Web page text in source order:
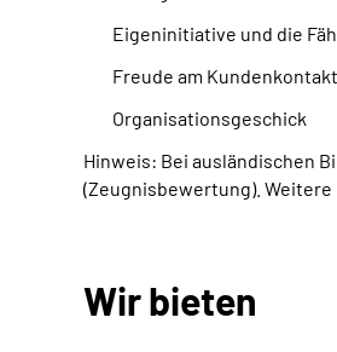
Eigeninitiative und die
Freude am Kundenkontakt
Organisationsgeschick
Hinweis: Bei ausländischen
(Zeugnisbewertung).
Wir bieten